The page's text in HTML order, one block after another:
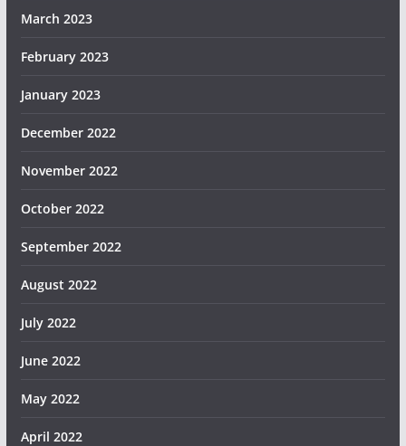
March 2023
February 2023
January 2023
December 2022
November 2022
October 2022
September 2022
August 2022
July 2022
June 2022
May 2022
April 2022